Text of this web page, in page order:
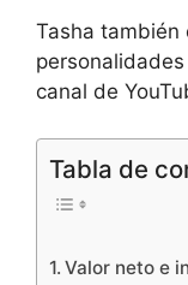
Tasha también
canal de
Tabla de
Valor neto e